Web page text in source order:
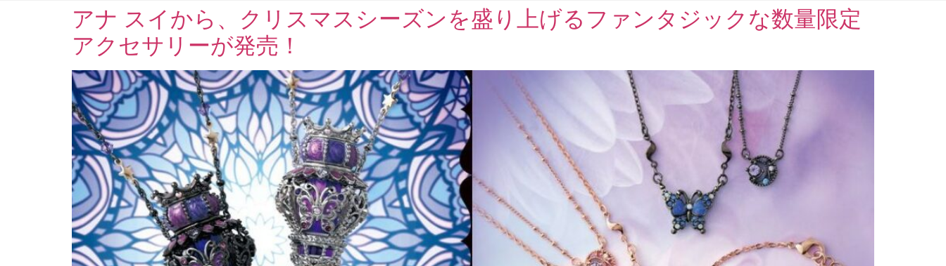
アナ スイから、クリスマスシーズンを盛り上げるファンタジックな数量限定
アクセサリーが発売！